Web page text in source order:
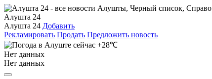
Алушта 24
Алушта 24 Добавить
Рекламировать Продать Предложить новость
+28℃
Нет данных
Нет данных